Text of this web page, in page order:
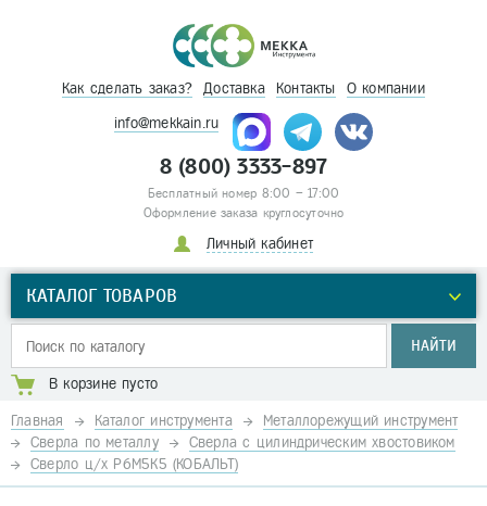
Как сделать заказ? Доставка Контакты О компании
info@mekkain.ru
8 (800) 3333-897
Бесплатный номер 8:00 – 17:00
Оформление заказа круглосуточно
Личный кабинет
КАТАЛОГ ТОВАРОВ
НАЙТИ
В корзине пусто
Главная Каталог инструмента
Металлорежущий инструмент
Сверла по металлу
Сверла с цилиндрическим хвостовиком
Сверло ц/х Р6М5К5 (КОБАЛЬТ)